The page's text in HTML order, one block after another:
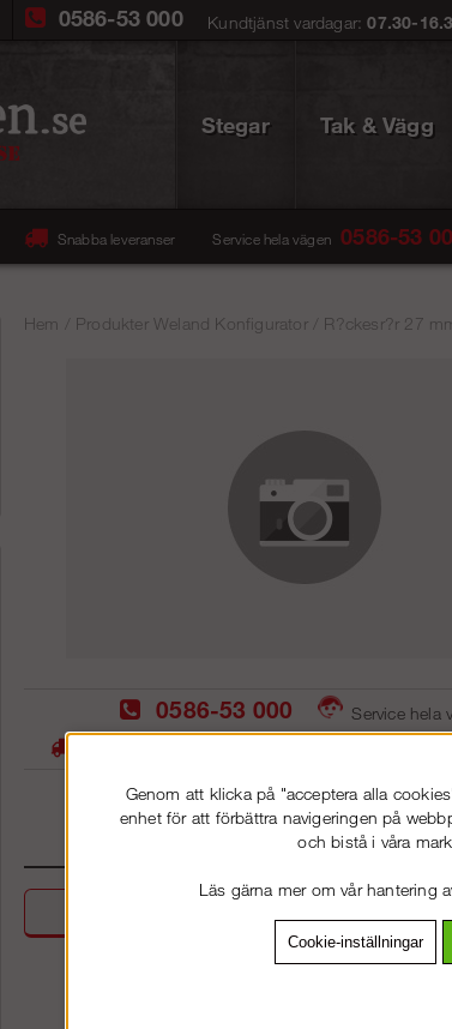
0586-53 000 Kundtjänst vardagar:07.30-
Stegar Tak & Vägg
Snabba leveranser Service hela vägen 0586-53
Hem Produkter Weland Konfigurator/ R?ckesr?r 27
0586-53 000
Service hela
Genom att klicka på "acceptera alla
enhet för att förbättra navigeringen på
och bistå i våra
Läs gärna mer om vår hantering
Cookie-inställningar
VÄLKOMMEN TILL